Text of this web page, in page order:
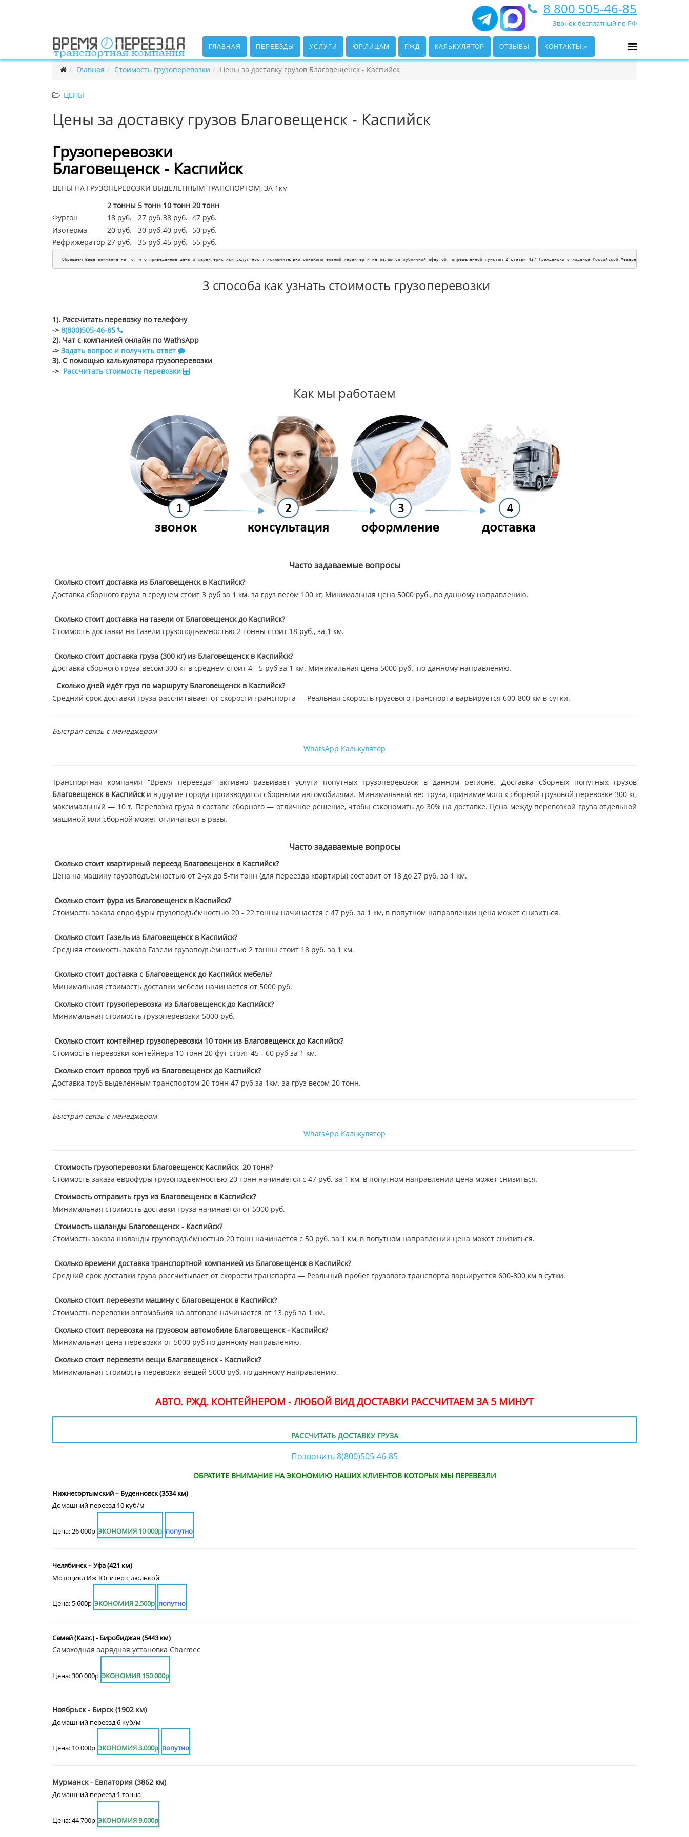
8 800 505-46-85
Звонок бесплатный по РФ
ГЛАВНАЯ ПЕРЕЕЗДЫ УСЛУГИ ЮР.ЛИЦАМ РЖД КАЛЬКУЛЯТОР ОТЗЫВЫ КОНТАКТЫ
Главная Стоимость грузоперевозки Цены за доставку грузов Благовещенск - Каспийск
ЦЕНЫ
Цены за доставку грузов Благовещенск - Каспийск
Грузоперевозки
Благовещенск - Каспийск
ЦЕНЫ НА ГРУЗОПЕРЕВОЗКИ ВЫДЕЛЕННЫМ ТРАНСПОРТОМ, ЗА 1км
2 тонны 5 тонн 10 тонн 20 тонн
Фургон
18 руб. 27 руб.38 руб. 47 руб.
Изотерма
20 руб. 30 руб.40 руб. 50 руб.
Рефрижератор 27 руб. 35 руб.45 руб. 55 руб.
Обращаем Ваше внимание на то, что приведённые цены и характеристики услуг носят исключительно ознакомительный характер и не являются публичной офертой, определённой пунктом 2 статьи 437 Гражданского кодекса Российской Федерации. Для
3 способа как узнать стоимость грузоперевозки
1). Рассчитать перевозку по телефону
-> 8(800)505-46-85
2). Чат с компанией онлайн по WathsApp
-> Задать вопрос и получить ответ
3). С помощью калькулятора грузоперевозки
-> Рассчитать стоимость перевозки
Как мы работаем
Часто задаваемые вопросы
Сколько стоит доставка из Благовещенск в Каспийск?
Доставка сборного груза в среднем стоит 3 руб за 1 км. за груз весом 100 кг, Минимальная цена 5000 руб., по данному направлению.
Сколько стоит доставка на газели от Благовещенск до Каспийск?
Стоимость доставки на Газели грузоподъёмностью 2 тонны стоит 18 руб., за 1 км.
Сколько стоит доставка груза (300 кг) из Благовещенск в Каспийск?
Доставка сборного груза весом 300 кг в среднем стоит 4 - 5 руб за 1 км. Минимальная цена 5000 руб., по данному направлению.
Сколько дней идёт груз по маршруту Благовещенск в Каспийск?
Средний срок доставки груза рассчитывает от скорости транспорта — Реальная скорость грузового транспорта варьируется 600-800 км в сутки.
Быстрая связь с менеджером
WhatsApp Калькулятор
Транспортная компания “Время переезда” активно развивает услуги попутных грузоперевозок в данном регионе. Доставка сборных попутных грузов
Благовещенск в Каспийски в другие города производится сборными автомобилями. Минимальный вес груза, принимаемого к сборной грузовой перевозке 300 кг,
максимальный — 10 т. Перевозка груза в составе сборного — отличное решение, чтобы сэкономить до 30% на доставке. Цена между перевозкой груза отдельной
машиной или сборной может отличаться в разы.
Часто задаваемые вопросы
Сколько стоит квартирный переезд Благовещенск в Каспийск?
Цена на машину грузоподъёмностью от 2-ух до 5-ти тонн (для переезда квартиры) составит от 18 до 27 руб. за 1 км.
Сколько стоит фура из Благовещенск в Каспийск?
Стоимость заказа евро фуры грузоподъёмностью 20 - 22 тонны начинается с 47 руб. за 1 км, в попутном направлении цена может снизиться.
Сколько стоит Газель из Благовещенск в Каспийск?
Средняя стоимость заказа Газели грузоподъёмностью 2 тонны стоит 18 руб. за 1 км.
Сколько стоит доставка с Благовещенск до Каспийск мебель?
Минимальная стоимость доставки мебели начинается от 5000 руб.
Сколько стоит грузоперевозка из Благовещенск до Каспийск?
Минимальная стоимость грузоперевозки 5000 руб.
Сколько стоит контейнер грузоперевозки 10 тонн из Благовещенск до Каспийск?
Стоимость перевозки контейнера 10 тонн 20 фут стоит 45 - 60 руб за 1 км.
Сколько стоит провоз труб из Благовещенск до Каспийск?
Доставка труб выделенным транспортом 20 тонн 47 руб за 1км. за груз весом 20 тонн.
Быстрая связь с менеджером
WhatsApp Калькулятор
Стоимость грузоперевозки Благовещенск Каспийск 20 тонн?
Стоимость заказа еврофуры грузоподъёмностью 20 тонн начинается с 47 руб. за 1 км, в попутном направлении цена может снизиться.
Стоимость отправить груз из Благовещенск в Каспийск?
Минимальная стоимость доставки груза начинается от 5000 руб.
Стоимость шаланды Благовещенск - Каспийск?
Стоимость заказа шаланды грузоподъёмностью 20 тонн начинается с 50 руб. за 1 км, в попутном направлении цена может снизиться.
Сколько времени доставка транспортной компанией из Благовещенск в Каспийск?
Средний срок доставки груза рассчитывает от скорости транспорта — Реальный пробег грузового транспорта варьируется 600-800 км в сутки.
Сколько стоит перевезти машину с Благовещенск в Каспийск?
Стоимость перевозки автомобиля на автовозе начинается от 13 руб за 1 км.
Сколько стоит перевозка на грузовом автомобиле Благовещенск - Каспийск?
Минимальная цена перевозки от 5000 руб по данному направлению.
Сколько стоит перевезти вещи Благовещенск - Каспийск?
Минимальная стоимость перевозки вещей 5000 руб. по данному направлению.
АВТО. РЖД. КОНТЕЙНЕРОМ - ЛЮБОЙ ВИД ДОСТАВКИ РАССЧИТАЕМ ЗА 5 МИНУТ
РАССЧИТАТЬ ДОСТАВКУ ГРУЗА
Позвонить 8(800)505-46-85
ОБРАТИТЕ ВНИМАНИЕ НА ЭКОНОМИЮ НАШИХ КЛИЕНТОВ КОТОРЫХ МЫ ПЕРЕВЕЗЛИ
Нижнесортымский – Буденновск (3534 км)
Домашний переезд 10 куб/м
Цена: 26 000р ЭКОНОМИЯ 10 000р попутно
Челябинск – Уфа (421 км)
Мотоцикл Иж Юпитер с люлькой
Цена: 5 600р ЭКОНОМИЯ 2.500р попутно
Семей (Казх.) - Биробиджан (5443 км)
Самоходная зарядная установка Charmec
Цена: 300 000р ЭКОНОМИЯ 150 000р
Ноябрьск - Бирск (1902 км)
Домашний переезд 6 куб/м
Цена: 10 000р ЭКОНОМИЯ 3.000р попутно
Мурманск - Евпатория (3862 км)
Домашний переезд 1 тонна
Цена: 44 700р ЭКОНОМИЯ 9.000р